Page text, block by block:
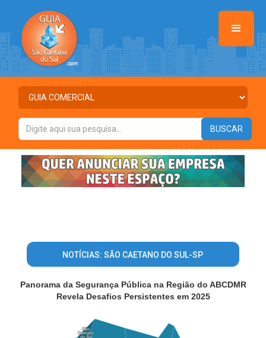
NOTÍCIAS: SÃO CAETANO DO SUL-SP
Panorama da Segurança Pública na Região do ABCDMR
Revela Desafios Persistentes em 2025